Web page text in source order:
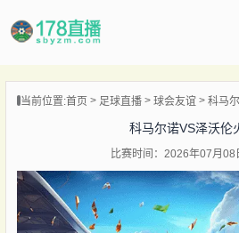
当前位置:首页 足球直播 球会友谊 科马
科马尔诺VS泽沃伦
比赛时间：2026年07月08